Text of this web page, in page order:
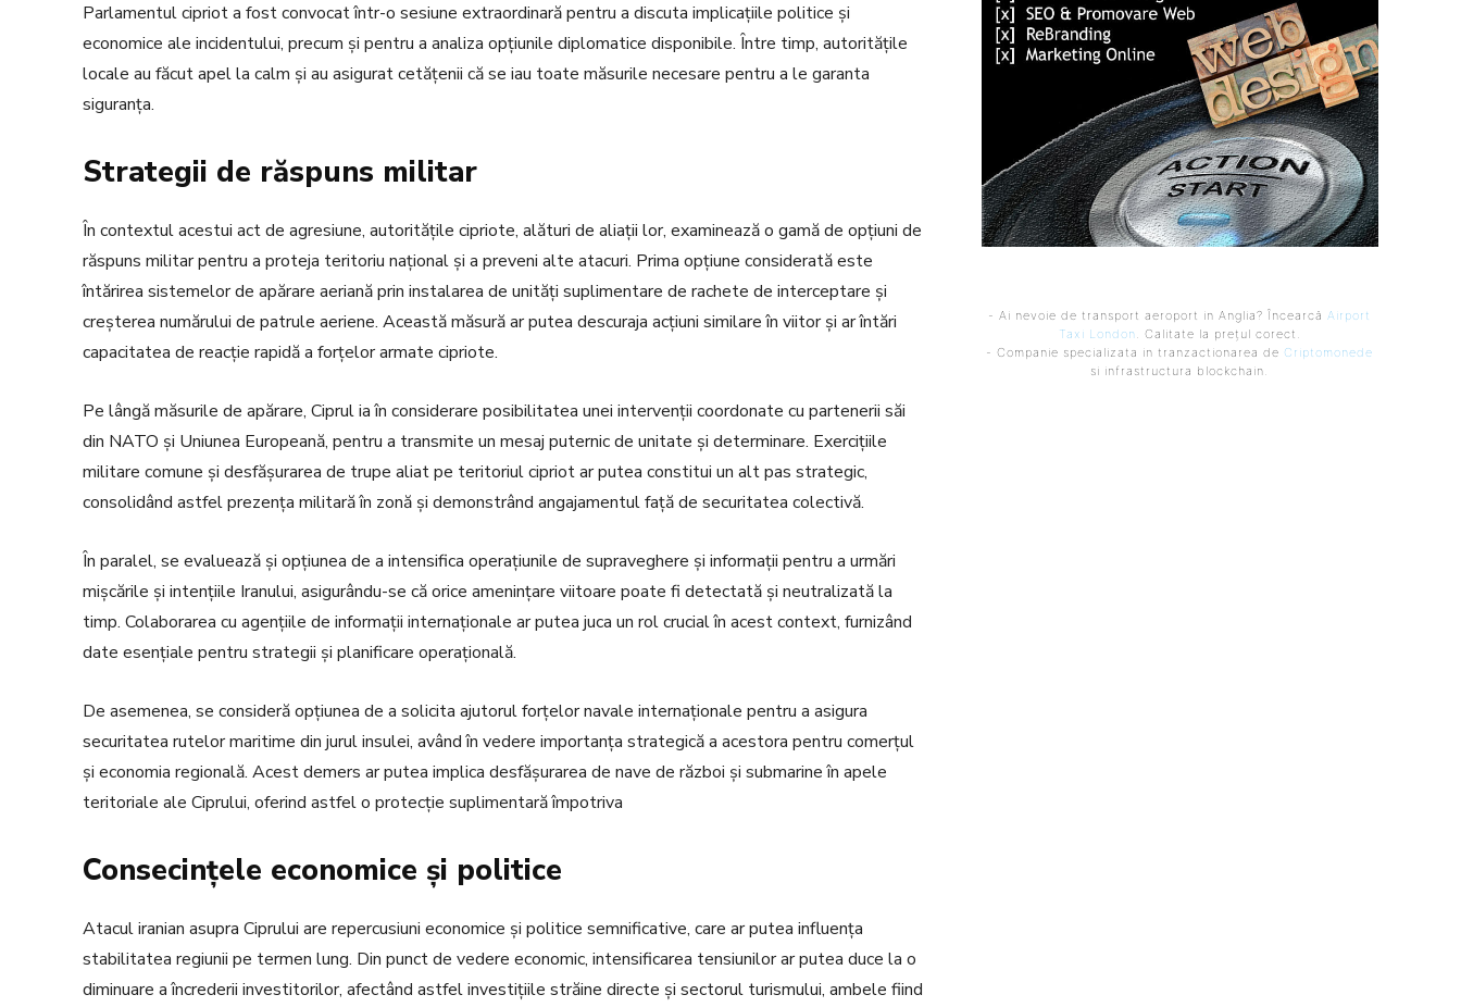
Parlamentul cipriot a fost convocat într-o sesiune extraordinară pentru a discuta implicațiile politice și
economice ale incidentului, precum și pentru a analiza opțiunile diplomatice disponibile. Între timp, autoritățile
locale au făcut apel la calm și au asigurat cetățenii că se iau toate măsurile necesare pentru a le garanta
siguranța.
Strategii de răspuns militar
În contextul acestui act de agresiune, autoritățile cipriote, alături de aliații lor, examinează o gamă de opțiuni de
răspuns militar pentru a proteja teritoriu național și a preveni alte atacuri. Prima opțiune considerată este
întărirea sistemelor de apărare aeriană prin instalarea de unități suplimentare de rachete de interceptare și
creșterea numărului de patrule aeriene. Această măsură ar putea descuraja acțiuni similare în viitor și ar întări
capacitatea de reacție rapidă a forțelor armate cipriote.
Pe lângă măsurile de apărare, Ciprul ia în considerare posibilitatea unei intervenții coordonate cu partenerii săi
din NATO și Uniunea Europeană, pentru a transmite un mesaj puternic de unitate și determinare. Exercițiile
militare comune și desfășurarea de trupe aliat pe teritoriul cipriot ar putea constitui un alt pas strategic,
consolidând astfel prezența militară în zonă și demonstrând angajamentul față de securitatea colectivă.
În paralel, se evaluează și opțiunea de a intensifica operațiunile de supraveghere și informații pentru a urmări
mișcările și intențiile Iranului, asigurându-se că orice amenințare viitoare poate fi detectată și neutralizată la
timp. Colaborarea cu agențiile de informații internaționale ar putea juca un rol crucial în acest context, furnizând
date esențiale pentru strategii și planificare operațională.
De asemenea, se consideră opțiunea de a solicita ajutorul forțelor navale internaționale pentru a asigura
securitatea rutelor maritime din jurul insulei, având în vedere importanța strategică a acestora pentru comerțul
și economia regională. Acest demers ar putea implica desfășurarea de nave de război și submarine în apele
teritoriale ale Ciprului, oferind astfel o protecție suplimentară împotriva
Consecințele economice și politice
Atacul iranian asupra Ciprului are repercusiuni economice și politice semnificative, care ar putea influența
stabilitatea regiunii pe termen lung. Din punct de vedere economic, intensificarea tensiunilor ar putea duce la o
diminuare a încrederii investitorilor, afectând astfel investițiile străine directe și sectorul turismului, ambele fiind
- Ai nevoie de transport aeroport in Anglia? ÎncearcăAirport
Taxi London. Calitate la prețul corect.
- Companie specializata in tranzactionarea deCriptomonede
si infrastructura blockchain.